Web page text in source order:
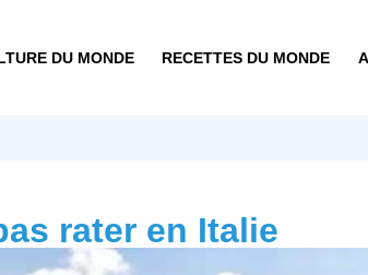
DU MONDE RECETTES DU MONDE
rater en Italie